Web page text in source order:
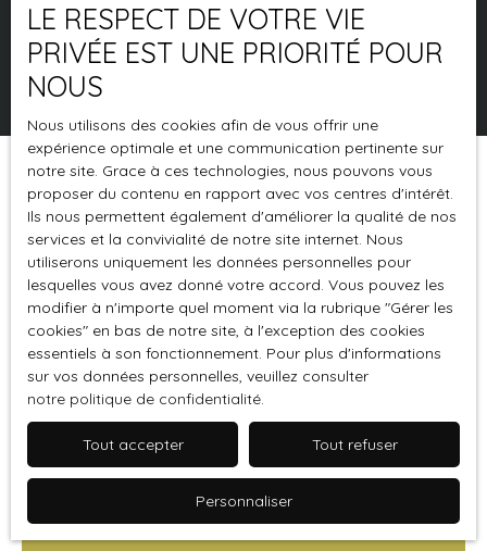
Surface min (m²)
Pertinence Créer une alerte
17 000
LE RESPECT DE VOTRE VIE
PRIVÉE EST UNE PRIORITÉ POUR
NOUS
Nous utilisons des cookies afin de vous offrir une
expérience optimale et une communication pertinente sur
notre site. Grace à ces technologies, nous pouvons vous
proposer du contenu en rapport avec vos centres d'intérêt.
Ils nous permettent également d'améliorer la qualité de nos
services et la convivialité de notre site internet. Nous
utiliserons uniquement les données personnelles pour
lesquelles vous avez donné votre accord. Vous pouvez les
modifier à n'importe quel moment via la rubrique ″Gérer les
cookies″ en bas de notre site, à l'exception des cookies
essentiels à son fonctionnement. Pour plus d'informations
sur vos données personnelles, veuillez consulter
notre politique de confidentialité.
Tout accepter Tout refuser
Personnaliser